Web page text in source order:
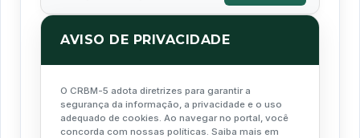
AVISO DE PRIVACIDADE
O CRBM-5 adota diretrizes para garantir a
segurança da informação, a privacidade e o uso
adequado de cookies. Ao navegar no portal, você
concorda com nossas políticas. Saiba mais em